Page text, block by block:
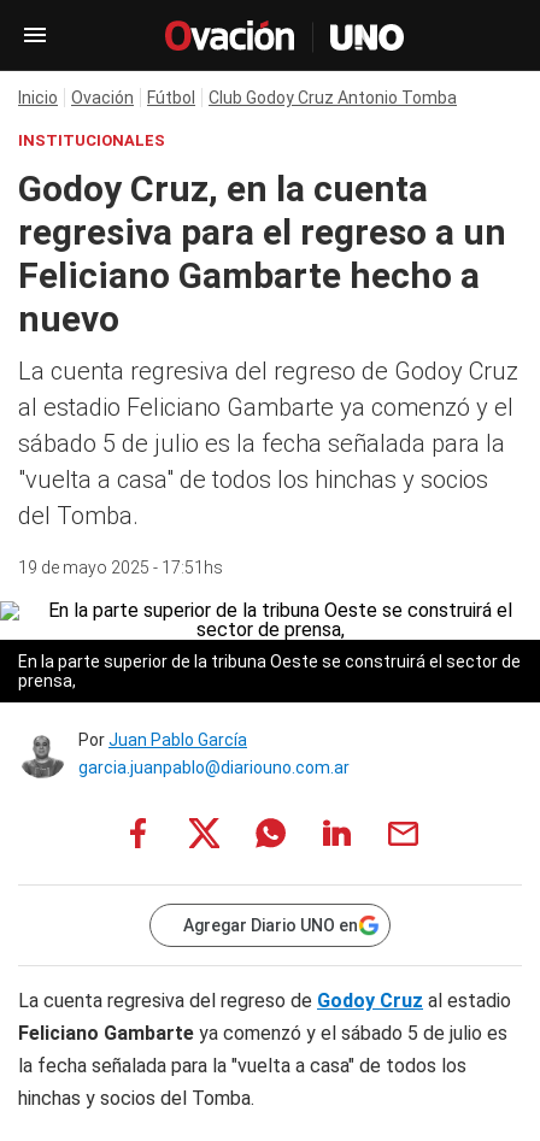
Inicio Ovación Fútbol Club Godoy Cruz Antonio Tomba
INSTITUCIONALES
Godoy Cruz, en la cuenta
regresiva para el regreso a un
Feliciano Gambarte hecho a
nuevo
La cuenta regresiva del regreso de Godoy Cruz
al estadio Feliciano Gambarte ya comenzó y el
sábado 5 de julio es la fecha señalada para la
"vuelta a casa" de todos los hinchas y socios
del Tomba.
19 de mayo 2025 - 17:51hs
En la parte superior de la tribuna Oeste se construirá el sector de
prensa,
PorJuan Pablo García
garcia.juanpablo@diariouno.com.ar
Agregar Diario UNO en
La cuenta regresiva del regreso de Godoy Cruz al estadio
Feliciano Gambarte ya comenzó y el sábado 5 de julio es
la fecha señalada para la "vuelta a casa" de todos los
hinchas y socios del Tomba.